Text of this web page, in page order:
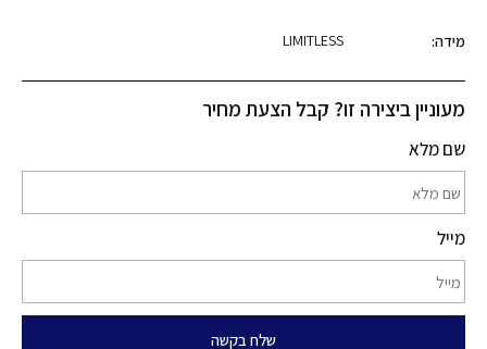
מידה: LIMITLESS
מעוניין ביצירה זו? קבל הצעת מחיר
שם מלא
מייל
שלח בקשה